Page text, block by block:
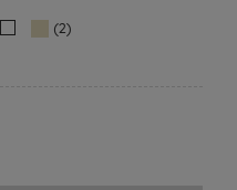
(2)